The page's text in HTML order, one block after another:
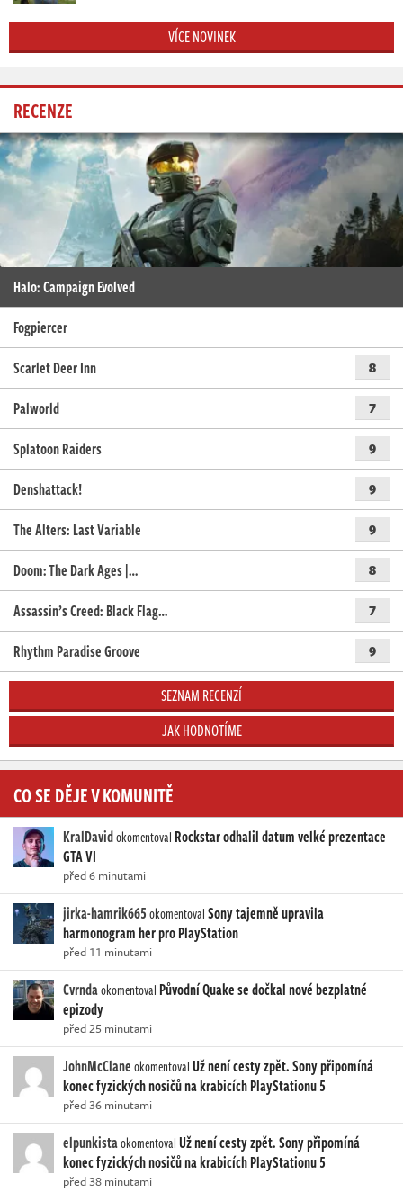
VÍCE NOVINEK
RECENZE
Halo: Campaign Evolved
Fogpiercer
Scarlet Deer Inn
8
Palworld 7
Splatoon Raiders 9
Denshattack! 9
The Alters: Last Variable 9
Doom: The Dark Ages |… 8
Assassin’s Creed: Black Flag… 7
Rhythm Paradise Groove 9
SEZNAM RECENZÍ
JAK HODNOTÍME
CO SE DĚJE V KOMUNITĚ
KralDavidokomentoval Rockstar odhalil datum velké prezentace
GTA VI
před 6 minutami
jirka-hamrik665okomentovalSony tajemně upravila
harmonogram her pro PlayStation
před 11 minutami
Cvrndaokomentoval Původní Quake se dočkal nové bezplatné
epizody
před 25 minutami
JohnMcClaneokomentovalUž není cesty zpět. Sony připomíná
konec fyzických nosičů na krabicích PlayStationu 5
před 36 minutami
elpunkistaokomentovalUž není cesty zpět. Sony připomíná
konec fyzických nosičů na krabicích PlayStationu 5
před 38 minutami